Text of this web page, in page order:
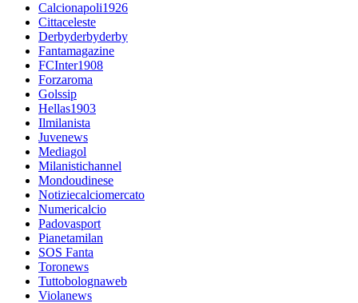
Calcionapoli1926
Cittaceleste
Derbyderbyderby
Fantamagazine
FCInter1908
Forzaroma
Golssip
Hellas1903
Ilmilanista
Juvenews
Mediagol
Milanistichannel
Mondoudinese
Notiziecalciomercato
Numericalcio
Padovasport
Pianetamilan
SOS Fanta
Toronews
Tuttobolognaweb
Violanews